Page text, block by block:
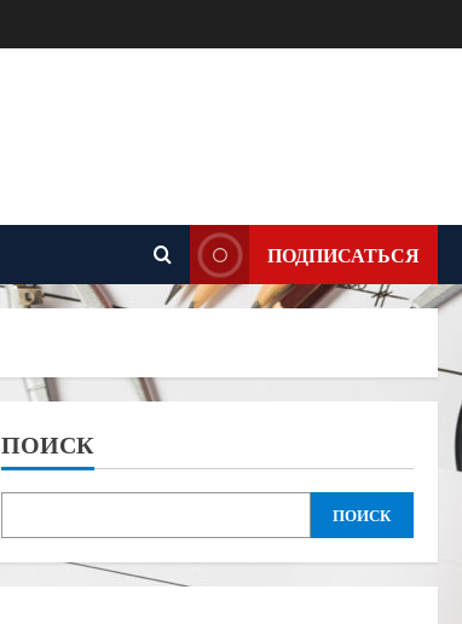
ПОДПИСАТЬСЯ
ПОИСК
ПОИСК